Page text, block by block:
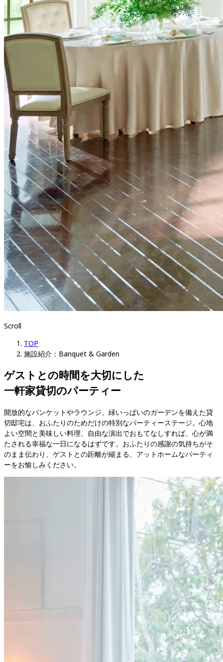
Scroll
TOP
施設紹介：Banquet & Garden
ゲストとの時間を大切にした
一軒家貸切のパーティー
開放的なバンケットやラウンジ、緑いっぱいのガーデンを備えた貸
切邸宅は、おふたりのためだけの特別なパーティーステージ。心地
よい空間と美味しい料理、自由な演出でおもてなしすれば、心が満
たされる幸福な一日になるはずです。おふたりの感謝の気持ちがそ
のまま伝わり、ゲストとの距離が縮まる、アットホームなパーティ
ーをお愉しみください。